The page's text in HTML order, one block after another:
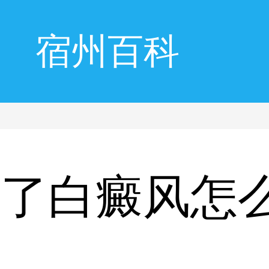
宿州百科
白癜风怎